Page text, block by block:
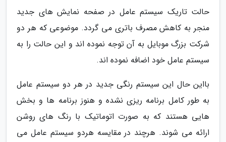
حالت تاریک سیستم عامل در صفحه نمایش های جدید
منجر به کاهش مصرف باتری می گردد. موضوعی که هر دو
شرکت بزرگ موبایل به آن توجه نموده اند و این حالت را به
سیستم عامل خود اضافه نموده اند.
بااین حال این سیستم رنگی جدید در هر دو سیستم عامل
به طور کامل برنامه ریزی نشده و هنوز برنامه ها و بخش
هایی هستند که به صورت اتوماتیک با رنگ های روشن
ارائه می شوند. هرچند در مقایسه هردو سیستم عامل می